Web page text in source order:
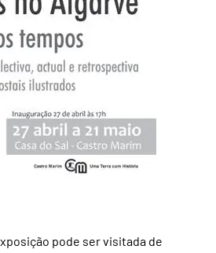
pode ser visitada de